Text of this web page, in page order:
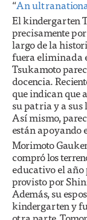
“An
El kindergarten
precisamente
largo de la
fuera eliminada
Tsukamoto
docencia.
que indican que
su patria y a sus
Así mismo,
están apoyando
Morimoto
compró los
educativo el año
provisto por
Además, su
kindergarten y